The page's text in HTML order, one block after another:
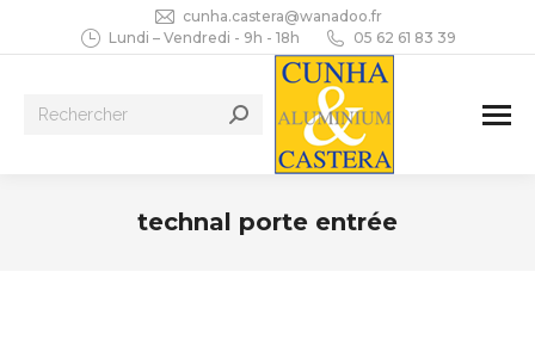
cunha.castera@wanadoo.fr
Lundi – Vendredi - 9h - 18h
05 62 61 83 39
Recherche
technal porte entrée